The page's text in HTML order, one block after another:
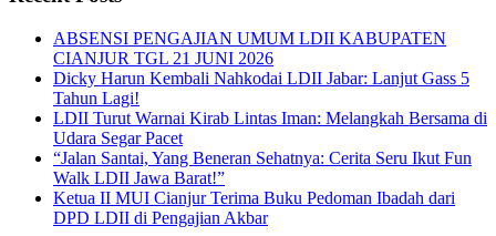
ABSENSI PENGAJIAN UMUM LDII KABUPATEN
CIANJUR TGL 21 JUNI 2026
Dicky Harun Kembali Nahkodai LDII Jabar: Lanjut Gass 5
Tahun Lagi!
LDII Turut Warnai Kirab Lintas Iman: Melangkah Bersama di
Udara Segar Pacet
“Jalan Santai, Yang Beneran Sehatnya: Cerita Seru Ikut Fun
Walk LDII Jawa Barat!”
Ketua II MUI Cianjur Terima Buku Pedoman Ibadah dari
DPD LDII di Pengajian Akbar